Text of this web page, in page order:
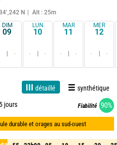
N Alt : 25m
DIM
09
-
LUN
10
- -
MAR
11
- -
MER
12
- -
détaillé synthétique
jours Fiabilité 90%
durable et orages au sud-ouest